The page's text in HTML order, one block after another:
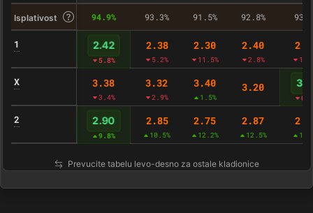
Isplativost 94.9% 93.3% 91.5% 92.8%
1 2.42
5.8%
2.38
5.2%
2.30
11.5%
2.40
2.8%
X 3.38
3.4%
3.32
2.9%
3.40
1.5%
3.20
2 2.90
9.8%
2.85
10.5%
2.75
12.2%
2.87
12.5%
Prevucite tabelu levo-desno za ostale kladionice